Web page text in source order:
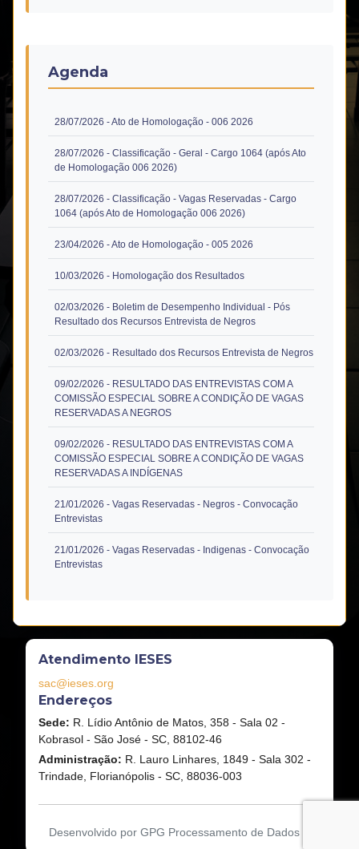
Agenda
28/07/2026 - Ato de Homologação - 006 2026
28/07/2026 - Classificação - Geral - Cargo 1064 (após Ato
de Homologação 006 2026)(abre em nova janela)
28/07/2026 - Classificação - Vagas Reservadas - Cargo
1064 (após Ato de Homologação 006 2026)(abre em nova
23/04/2026 - Ato de Homologação - 005 2026
10/03/2026 - Homologação dos Resultados(abre em nova
02/03/2026 - Boletim de Desempenho Individual - Pós
Resultado dos Recursos Entrevista de Negros(abre em nova
02/03/2026 - Resultado dos Recursos Entrevista de Negros(abre
09/02/2026 - RESULTADO DAS ENTREVISTAS COM A
COMISSÃO ESPECIAL SOBRE A CONDIÇÃO DE VAGAS
RESERVADAS A NEGROS(abre em nova janela)
09/02/2026 - RESULTADO DAS ENTREVISTAS COM A
COMISSÃO ESPECIAL SOBRE A CONDIÇÃO DE VAGAS
RESERVADAS A INDÍGENAS(abre em nova janela)
21/01/2026 - Vagas Reservadas - Negros - Convocação
Entrevistas(abre em nova janela)
21/01/2026 - Vagas Reservadas - Indigenas - Convocação
Entrevistas(abre em nova janela)
Atendimento IESES
sac@ieses.org
Endereços
Sede: R. Lídio Antônio de Matos, 358 - Sala 02 -
Kobrasol - São José - SC, 88102-46
Administração: R. Lauro Linhares, 1849 - Sala 302 -
Trindade, Florianópolis - SC, 88036-003
Desenvolvido por GPG Processamento de Dados ©